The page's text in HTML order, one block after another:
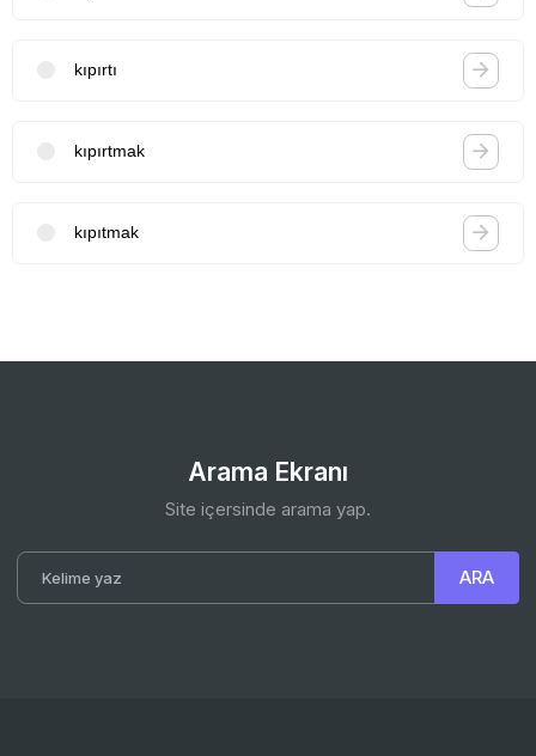
kıpırtı
kıpırtmak
kıpıtmak
Arama Ekranı
Site içersinde arama yap.